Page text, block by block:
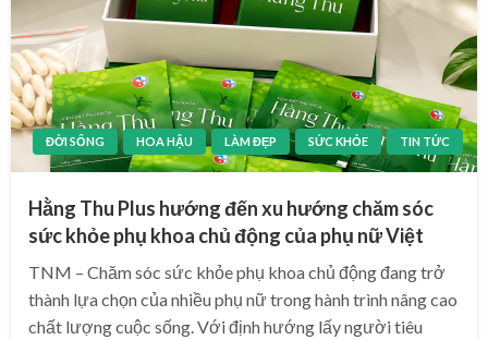
ĐỜI SỐNG HOA HẬU LÀM ĐẸP SỨC KHỎE TIN TỨC
Hằng Thu Plus hướng đến xu hướng chăm sóc
sức khỏe phụ khoa chủ động của phụ nữ Việt
TNM – Chăm sóc sức khỏe phụ khoa chủ động đang trở
thành lựa chọn của nhiều phụ nữ trong hành trình nâng cao
chất lượng cuộc sống. Với định hướng lấy người tiêu